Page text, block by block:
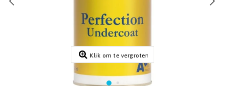
Klik om te vergroten